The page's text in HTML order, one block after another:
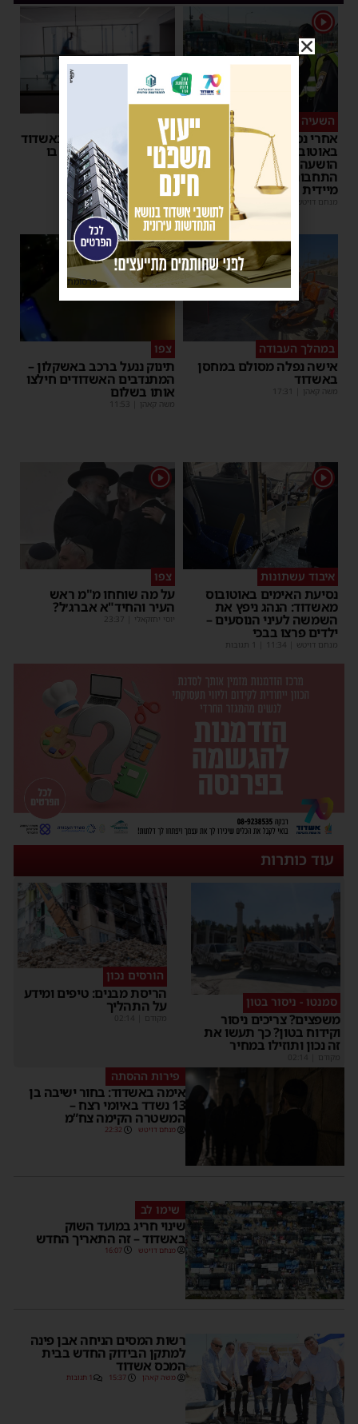
1
השעיה מיידית
אחרי נסיעת האימים
באוטובוס מאשדוד: הנהג
הושעה מתפקידו – משרד
התחבורה הורה על בדיקה
מיידית
מנחם דויטש
ליבו שב לפעום
אדם התמוטט בביתו באשדוד
– כוחות ההצלה ביצעו בו
פעולות החייאה
מנחם דויטש |
17:35
במהלך העבודה
אישה נפלה מסולם במחסן
באשדוד
משה קאהן 17:31
1
צפו
תינוק ננעל ברכב באשקלון –
המתנדבים האשדודים חילצו
אותו בשלום
משה קאהן 11:53
1
איבוד עשתונות
נסיעת האימים באוטובוס
מאשדוד: הנהג ניפץ את
השמשה לעיני הנוסעים –
ילדים פרצו בבכי
מנחם דויטש 11:34
1
צפו
על מה שוחחו מ"מ ראש
העיר והחיד"א אברג׳ל?
יוסי יחזקאלי 23:37
עוד כותרות
סמנטו - ניסור בטון
משפצים? צריכים ניסור
וקידוח בטון? כך תעשו את
זה נכון ותוזילו במחיר
מקודם
הורסים נכון
הריסת מבנים: טיפים ומידע
על התהליך
מקודם
פירות ההסתה
אימה באשדוד: בחור ישיבה בן
13 נשדד באיומי רצח –
המשטרה הקימה צח”מ
מנחם דויטש 22:32
שימו לב
שינוי חריג במועד השוק
באשדוד – זה התאריך החדש
מנחם דויטש 16:07
רשות המסים הניחה אבן פינה
למתקן הבידוק החדש בבית
המכס אשדוד
משה קאהן 15:37 1 תגובות
פרסומת